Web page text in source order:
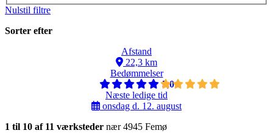
Nulstil filtre
Sorter efter
Afstand
22,3 km
Bedømmelser
5,0
Næste ledige tid
onsdag d. 12. august
1 til 10 af 11 værksteder nær 4945 Femø